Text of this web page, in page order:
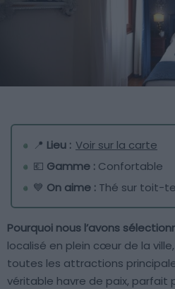
📍 Lieu : Voir sur la carte
💶 Gamme : Confortable
💙 On aime : Thé sur toit-
Pourquoi nous l’avons
localisé en plein cœur de la
toutes les attractions
véritable havre de paix, parfait